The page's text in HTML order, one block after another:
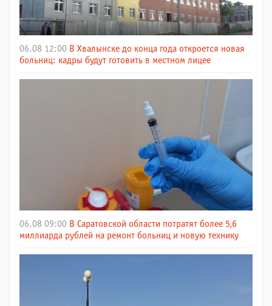
06.08 12:00 В Хвалынске до конца года откроется новая
больниц: кадры будут готовить в местном лицее
06.08 09:00 В Саратовской области потратят более 5,6
миллиарда рублей на ремонт больниц и новую технику